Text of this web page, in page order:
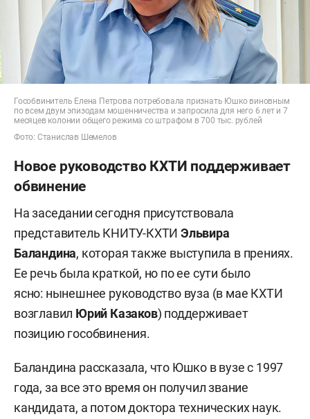
Гособвинитель Елена Петрова потребовала признать Юшко виновным
по всем двум эпизодам мошенничества и запросила для него 6 лет и 7
месяцев колонии общего режима со штрафом в 700 тыс. рублей
Фото: Станислав Шемелов
Новое руководство КХТИ поддерживает
обвинение
На заседании сегодня присутствовала
представитель КНИТУ-КХТИЭльвира
Баландина, которая также выступила в прениях.
Ее речь была краткой, но по ее сути было
ясно: нынешнее руководство вуза (в мае КХТИ
возглавил Юрий Казаков) поддерживает
позицию гособвинения.
Баландина рассказала, что Юшко в вузе с 1997
года, за все это время он получил звание
кандидата, а потом доктора технических наук.